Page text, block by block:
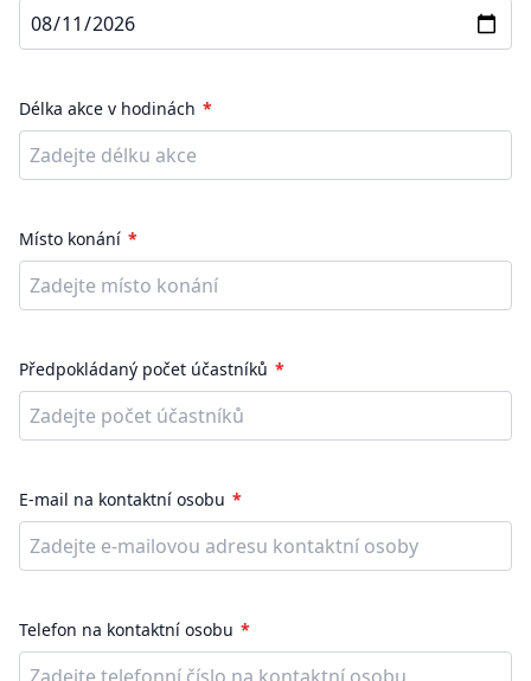
Délka akce v hodinách
Místo konání
Předpokládaný počet účastníků
E-mail na kontaktní osobu
Telefon na kontaktní osobu